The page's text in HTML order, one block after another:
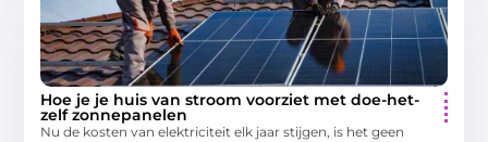
Hoe je je huis van stroom voorziet met doe-het-
zelf zonnepanelen
Nu de kosten van elektriciteit elk jaar stijgen, is het geen